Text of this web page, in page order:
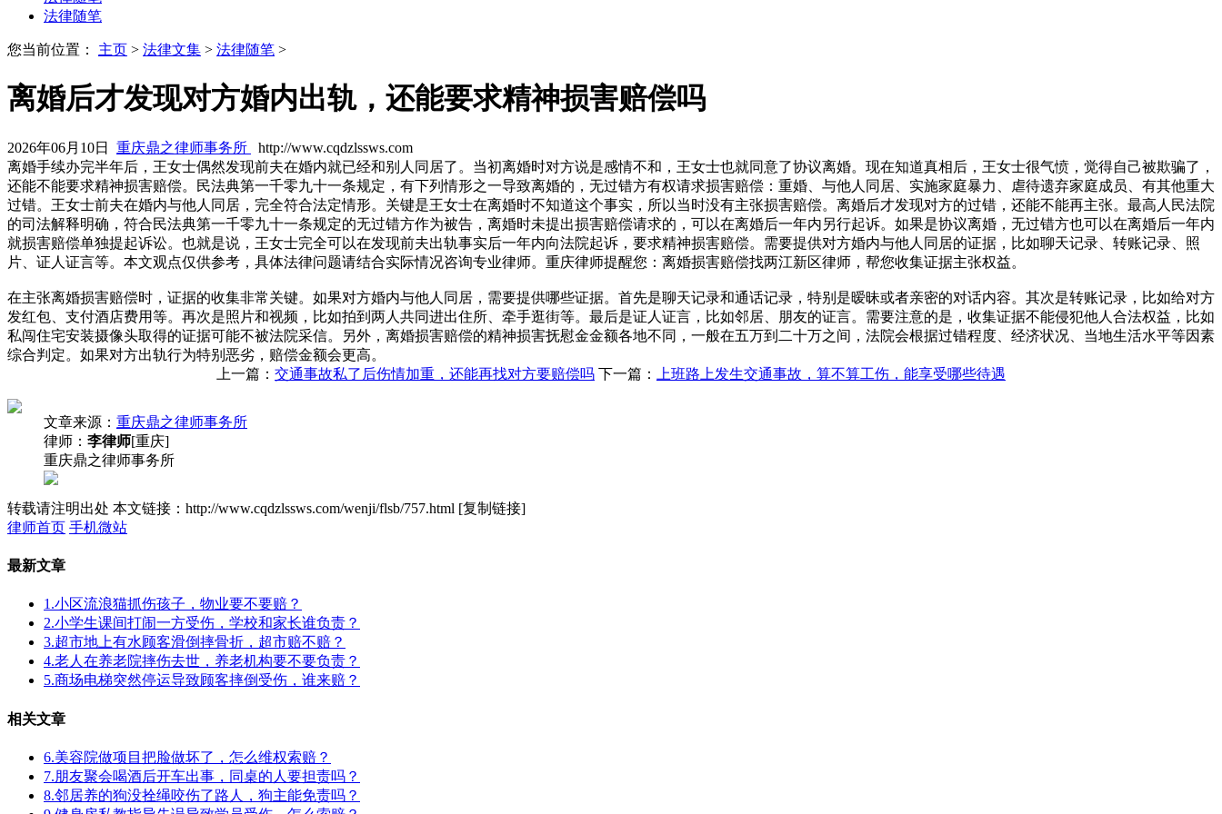
法律随笔
您当前位置： 主页 > 法律文集 > 法律随笔 >
离婚后才发现对方婚内出轨，还能要求精神损害赔偿吗
2026年06月10日 重庆鼎之律师事务所
http://www.cqdzlssws.com
离婚手续办完半年后，王女士偶然发现前夫在婚内就已经和别人同居了。当初离婚时对方说是感情不和，王女士也就同意了协议离婚。现在知道真相后，王女士很气愤，觉得自己被欺骗了，
还能不能要求精神损害赔偿。民法典第一千零九十一条规定，有下列情形之一导致离婚的，无过错方有权请求损害赔偿：重婚、与他人同居、实施家庭暴力、虐待遗弃家庭成员、有其他重大
过错。王女士前夫在婚内与他人同居，完全符合法定情形。关键是王女士在离婚时不知道这个事实，所以当时没有主张损害赔偿。离婚后才发现对方的过错，还能不能再主张。最高人民法院
的司法解释明确，符合民法典第一千零九十一条规定的无过错方作为被告，离婚时未提出损害赔偿请求的，可以在离婚后一年内另行起诉。如果是协议离婚，无过错方也可以在离婚后一年内
就损害赔偿单独提起诉讼。也就是说，王女士完全可以在发现前夫出轨事实后一年内向法院起诉，要求精神损害赔偿。需要提供对方婚内与他人同居的证据，比如聊天记录、转账记录、照
片、证人证言等。本文观点仅供参考，具体法律问题请结合实际情况咨询专业律师。重庆律师提醒您：离婚损害赔偿找两江新区律师，帮您收集证据主张权益。
在主张离婚损害赔偿时，证据的收集非常关键。如果对方婚内与他人同居，需要提供哪些证据。首先是聊天记录和通话记录，特别是暧昧或者亲密的对话内容。其次是转账记录，比如给对方
发红包、支付酒店费用等。再次是照片和视频，比如拍到两人共同进出住所、牵手逛街等。最后是证人证言，比如邻居、朋友的证言。需要注意的是，收集证据不能侵犯他人合法权益，比如
私闯住宅安装摄像头取得的证据可能不被法院采信。另外，离婚损害赔偿的精神损害抚慰金金额各地不同，一般在五万到二十万之间，法院会根据过错程度、经济状况、当地生活水平等因素
综合判定。如果对方出轨行为特别恶劣，赔偿金额会更高。
上一篇： 交通事故私了后伤情加重，还能再找对方要赔偿吗 下一篇： 上班路上发生交通事故，算不算工伤，能享受哪些待遇
文章来源： 重庆鼎之律师事务所
律师： 李律师[重庆]
重庆鼎之律师事务所
转载请注明出处 本文链接：http://www.cqdzlssws.com/wenji/flsb/757.html [复制链接]
律师首页 手机微站
最新文章
1.小区流浪猫抓伤孩子，物业要不要赔？
2.小学生课间打闹一方受伤，学校和家长谁负责？
3.超市地上有水顾客滑倒摔骨折，超市赔不赔？
4.老人在养老院摔伤去世，养老机构要不要负责？
5.商场电梯突然停运导致顾客摔倒受伤，谁来赔？
相关文章
6.美容院做项目把脸做坏了，怎么维权索赔？
7.朋友聚会喝酒后开车出事，同桌的人要担责吗？
8.邻居养的狗没拴绳咬伤了路人，狗主能免责吗？